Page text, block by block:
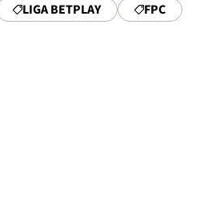
LIGA BETPLAY FPC